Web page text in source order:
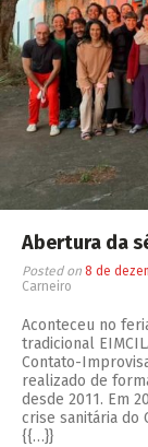
Abertura da
Posted on 8 de
Carneiro
Aconteceu no
tradicional
Contato-
realizado de
desde 2011. Em
crise sanitária do
{{…}}